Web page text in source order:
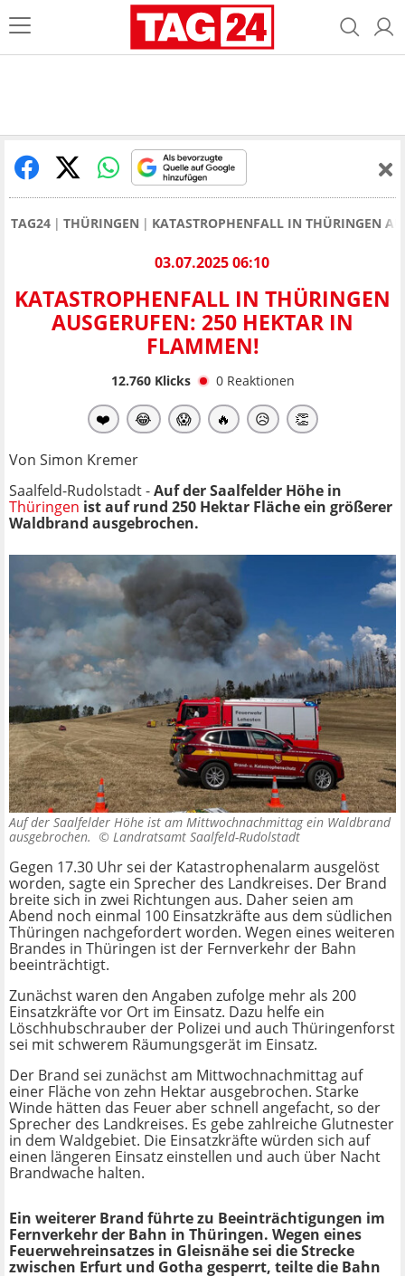
TAG24 THÜRINGEN KATASTROPHENFALL IN THÜRINGEN
03.07.2025 06:10
KATASTROPHENFALL IN THÜRINGEN
AUSGERUFEN: 250 HEKTAR IN
FLAMMEN!
12.760Klicks 0 Reaktionen
❤️ 😂 😱 🔥 😥 👏
Von Simon Kremer
Saalfeld-Rudolstadt -Auf der Saalfelder Höhe in
Thüringen ist auf rund 250 Hektar Fläche ein größerer
Waldbrand ausgebrochen.
Auf der Saalfelder Höhe ist am Mittwochnachmittag ein Waldbrand
ausgebrochen. © Landratsamt Saalfeld-Rudolstadt
Gegen 17.30 Uhr sei der Katastrophenalarm ausgelöst
worden, sagte ein Sprecher des Landkreises. Der Brand
breite sich in zwei Richtungen aus. Daher seien am
Abend noch einmal 100 Einsatzkräfte aus dem südlichen
Thüringen nachgefordert worden. Wegen eines weiteren
Brandes in Thüringen ist der Fernverkehr der Bahn
beeinträchtigt.
Zunächst waren den Angaben zufolge mehr als 200
Einsatzkräfte vor Ort im Einsatz. Dazu helfe ein
Löschhubschrauber der Polizei und auch Thüringenforst
sei mit schwerem Räumungsgerät im Einsatz.
Der Brand sei zunächst am Mittwochnachmittag auf
einer Fläche von zehn Hektar ausgebrochen. Starke
Winde hätten das Feuer aber schnell angefacht, so der
Sprecher des Landkreises. Es gebe zahlreiche Glutnester
in dem Waldgebiet. Die Einsatzkräfte würden sich auf
einen längeren Einsatz einstellen und auch über Nacht
Brandwache halten.
Ein weiterer Brand führte zu Beeinträchtigungen im
Fernverkehr der Bahn in Thüringen. Wegen eines
Feuerwehreinsatzes in Gleisnähe sei die Strecke
zwischen Erfurt und Gotha gesperrt, teilte die Bahn